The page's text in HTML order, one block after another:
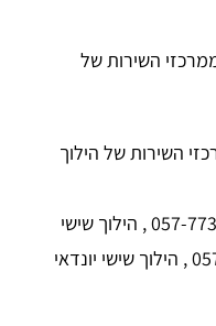
השירות של
השירות של הילוך
הילוך שישי יונדאי ת"א ?יוסי 057-7737734 , הילוך שישי
יונדאי ראשל"צ צביקה 057-2231087 , הילוך שישי יונדאי